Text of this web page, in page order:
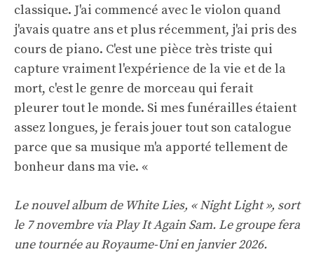
classique. J'ai commencé avec le violon quand
j'avais quatre ans et plus récemment, j'ai pris des
cours de piano. C'est une pièce très triste qui
capture vraiment l'expérience de la vie et de la
mort, c'est le genre de morceau qui ferait
pleurer tout le monde. Si mes funérailles étaient
assez longues, je ferais jouer tout son catalogue
parce que sa musique m'a apporté tellement de
bonheur dans ma vie. «
Le nouvel album de White Lies, « Night Light », sort
le 7 novembre via Play It Again Sam. Le groupe fera
une tournée au Royaume-Uni en janvier 2026.